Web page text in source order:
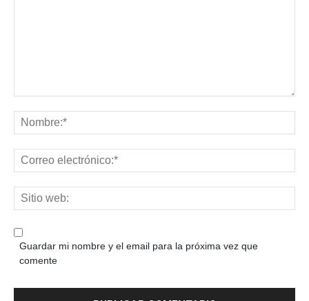
Guardar mi nombre y el email para la próxima vez que
comente